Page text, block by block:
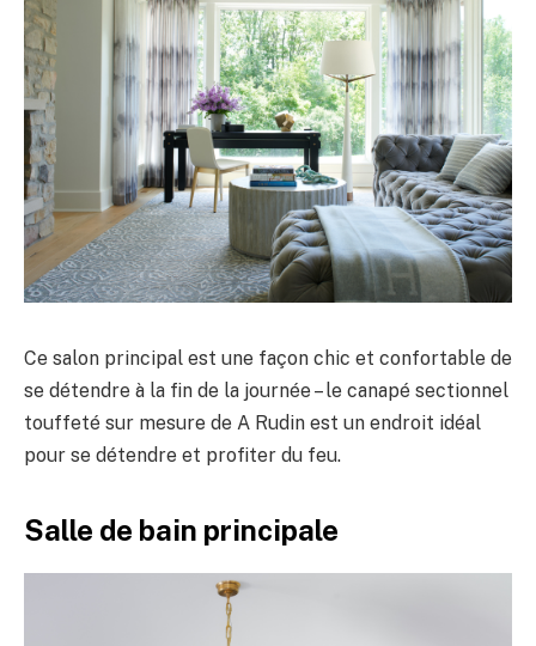
Ce salon principal est une façon chic et confortable de
se détendre à la fin de la journée – le canapé sectionnel
touffeté sur mesure de A Rudin est un endroit idéal
pour se détendre et profiter du feu.
Salle de bain principale